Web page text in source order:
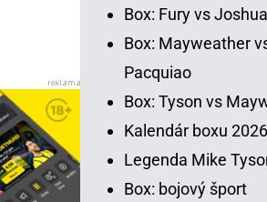
Box: Fury vs Joshua
Box: Mayweather
Pacquiao
Box: Tyson vs
Kalendár boxu 2026
Legenda Mike
Box: bojový šport